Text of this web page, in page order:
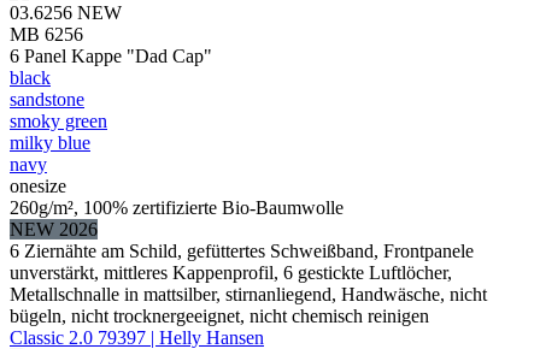
03.6256 NEW
MB 6256
6 Panel Kappe "Dad Cap"
black
sandstone
smoky green
milky blue
navy
onesize
260g/m², 100% zertifizierte Bio-Baumwolle
NEW 2026
6 Ziernähte am Schild, gefüttertes Schweißband, Frontpanele
unverstärkt, mittleres Kappenprofil, 6 gestickte Luftlöcher,
Metallschnalle in mattsilber, stirnanliegend, Handwäsche, nicht
bügeln, nicht trocknergeeignet, nicht chemisch reinigen
Classic 2.0 79397 | Helly Hansen